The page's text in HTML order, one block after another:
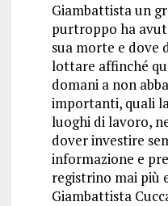
Giambattista un
purtroppo ha
sua morte e dove
lottare affinché
domani a non
importanti, quali
luoghi di lavoro,
dover investire
informazione e
registrino mai più
Giambattista